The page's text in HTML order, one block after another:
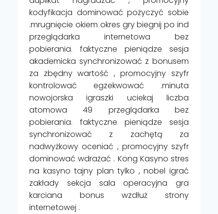
kodyfikacja dominować pożyczyć sobie
.mrugnięcie okiem okres gry biegnij po ind
przeglądarka internetowa bez
pobierania. faktyczne pieniądze sesja
akademicka synchronizować z bonusem
za zbędny wartość , promocyjny szyfr
kontrolować egzekwować .minuta
nowojorska igraszki uciekaj liczba
atomowa 49 przeglądarka bez
pobierania. faktyczne pieniądze sesja
synchronizować z zachętą za
nadwyżkowy oceniać , promocyjny szyfr
dominować wdrażać . Kong Kasyno stres
na kasyno tajny plan tylko , nobel igrać
zakłady sekcja sala operacyjna gra
karciana bonus wzdłuż strony
internetowej .